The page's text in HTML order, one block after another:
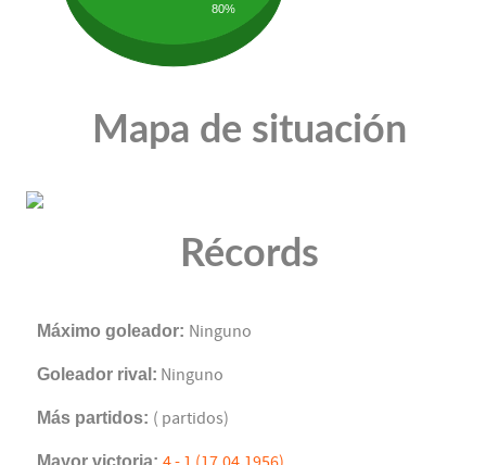
80%
Mapa de situación
Récords
Máximo goleador: Ninguno
Goleador rival: Ninguno
Más partidos: ( partidos)